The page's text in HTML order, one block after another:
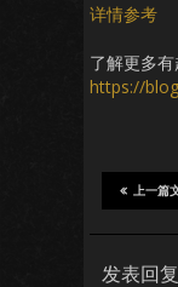
详情参考
了解更多有
https://
上一篇
发表回复